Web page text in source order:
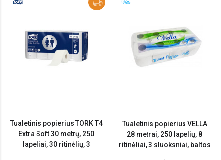
Tualetinis popierius TORK T4
Extra Soft 30 metrų, 250
lapeliai, 30 ritinėlių, 3
Tualetinis popierius VELLA
28 metrai, 250 lapelių, 8
ritinėliai, 3 sluoksniai, baltos